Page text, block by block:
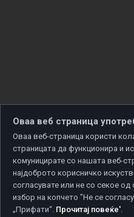
Copyright © 2026
Оваа веб страница
Оваа веб-страница користи
страницата да функционира и
комуницирате со нашата веб-
најдоброто корисничко
согласувате или не со секое
избор на копчето "Не се
„Прифати“. Прочитај повеќе'.